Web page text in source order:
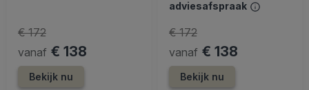
vanaf € 138
€ 172
Bekijk nu
adviesafspraak
vanaf € 138
€ 172
Bekijk nu